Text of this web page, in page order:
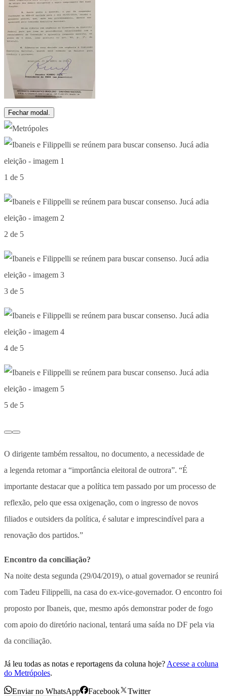
Fechar modal.
1 de 5
2 de 5
3 de 5
4 de 5
5 de 5
O dirigente também ressaltou, no documento, a necessidade de
a legenda retomar a “importância eleitoral de outrora”. “É
importante destacar que a política tem passado por um processo de
reflexão, pelo que essa oxigenação, com o ingresso de novos
filiados e outsiders da política, é salutar e imprescindível para a
renovação dos partidos.”
Encontro da conciliação?
Na noite desta segunda (29/04/2019), o atual governador se reunirá
com Tadeu Filippelli, na casa do ex-vice-governador. O encontro foi
proposto por Ibaneis, que, mesmo após demonstrar poder de fogo
com apoio do diretório nacional, tentará uma saída no DF pela via
da conciliação.
Já leu todas as notas e reportagens da coluna hoje? Acesse a coluna
do Metrópoles.
Enviar no WhatsApp Facebook Twitter